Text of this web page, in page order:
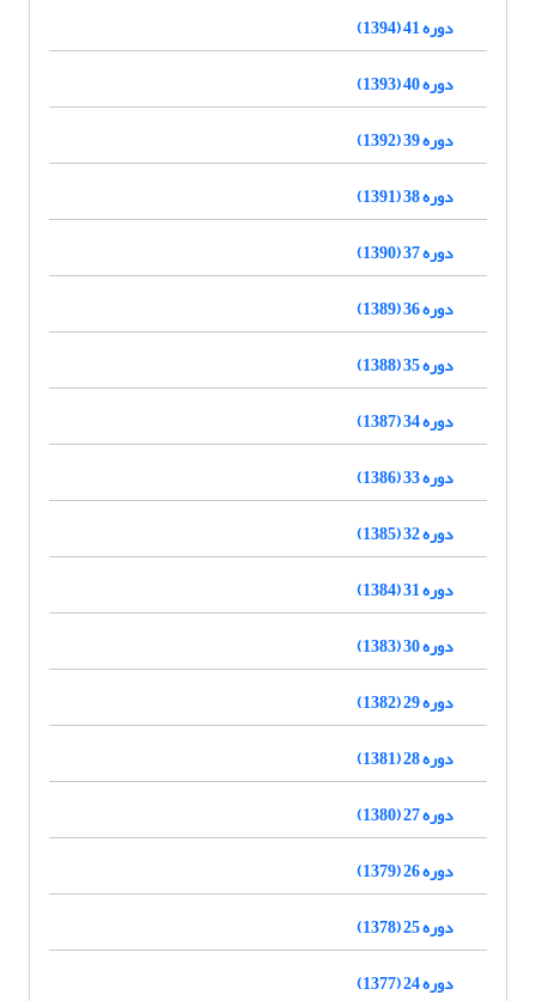
دوره 41 (1394)
دوره 40 (1393)
دوره 39 (1392)
دوره 38 (1391)
دوره 37 (1390)
دوره 36 (1389)
دوره 35 (1388)
دوره 34 (1387)
دوره 33 (1386)
دوره 32 (1385)
دوره 31 (1384)
دوره 30 (1383)
دوره 29 (1382)
دوره 28 (1381)
دوره 27 (1380)
دوره 26 (1379)
دوره 25 (1378)
دوره 24 (1377)